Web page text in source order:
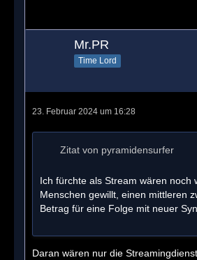
Mr.PR
Time Lord
23. Februar 2024 um 16:28
Zitat von pyramidensurfer
Ich fürchte als Stream wären noch
Menschen gewillt, einen mittleren
Betrag für eine Folge mit neuer
Daran wären nur die